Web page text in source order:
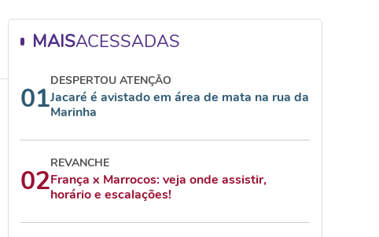
MAISACESSADAS
01
DESPERTOU ATENÇÃO
Jacaré é avistado em área de mata na rua da
Marinha
02
REVANCHE
França x Marrocos: veja onde assistir,
horário e escalações!